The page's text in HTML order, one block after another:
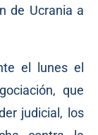
de Ucrania a
el lunes el
que
judicial, los